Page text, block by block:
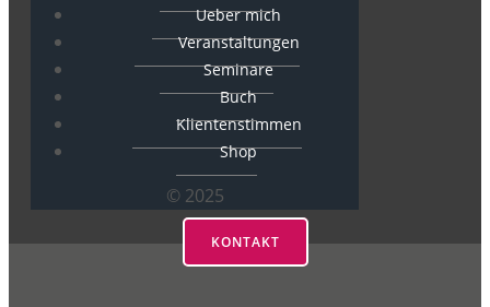
Ueber mich
Veranstaltungen
Seminare
Buch
Klientenstimmen
Shop
© 2025
KONTAKT